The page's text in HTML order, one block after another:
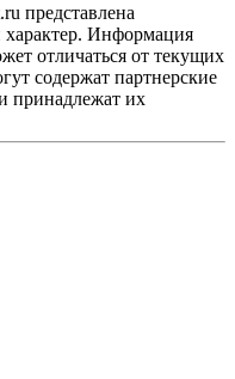
представлена
характер. Информация
отличаться от текущих
содержат партнерские
принадлежат их